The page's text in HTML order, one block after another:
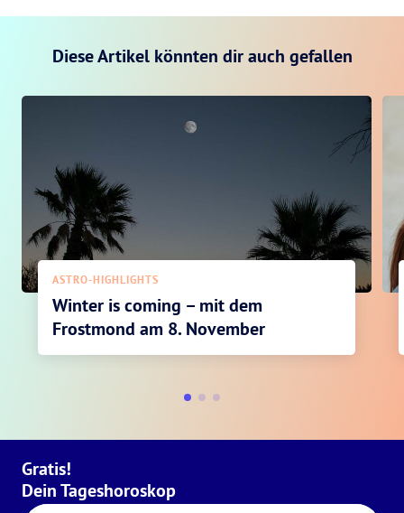
Diese Artikel könnten dir auch gefallen
ASTRO-HIGHLIGHTS
Winter is coming – mit dem
Frostmond am 8. November
Gratis!
Dein Tageshoroskop